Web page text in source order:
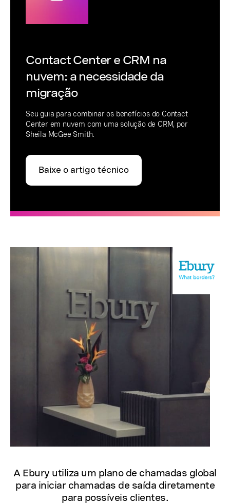
Contact Center e CRM na
nuvem: a necessidade da
migração
Seu guia para combinar os benefícios do Contact
Center em nuvem com uma solução de CRM, por
Sheila McGee Smith.
Baixe o artigo técnico
A Ebury utiliza um plano de chamadas global
para iniciar chamadas de saída diretamente
para possíveis clientes.